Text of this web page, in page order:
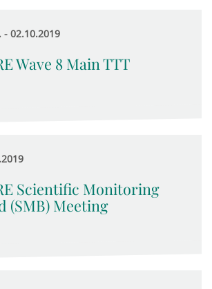
- 02.10.2019
Wave 8 Main TTT
Scientific Monitoring
(SMB) Meeting